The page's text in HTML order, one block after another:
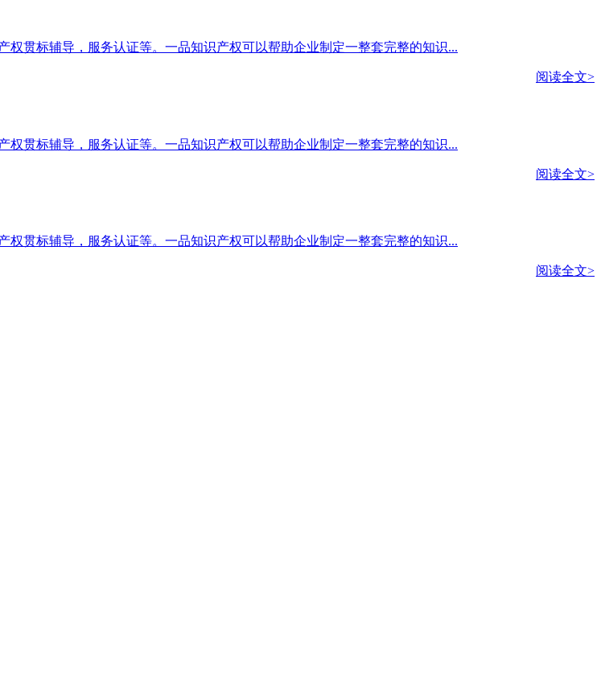
权贯标辅导，服务认证等。一品知识产权可以帮助企业制定一整套完整的知识...
阅读全文>
权贯标辅导，服务认证等。一品知识产权可以帮助企业制定一整套完整的知识...
阅读全文>
权贯标辅导，服务认证等。一品知识产权可以帮助企业制定一整套完整的知识...
阅读全文>